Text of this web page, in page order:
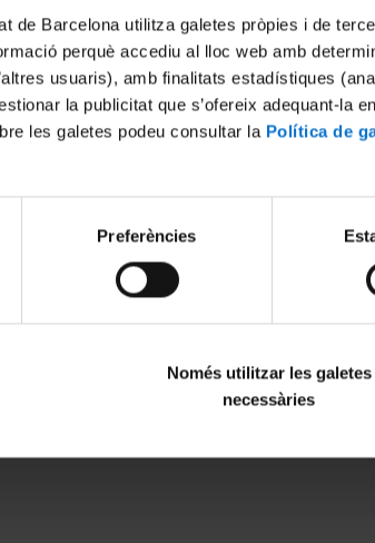
de Barcelona utilitza galetes pròpies i de
perquè accediu al lloc web amb
usuaris), amb finalitats estadístiques
la publicitat que s’ofereix adequant-la
les galetes podeu consultar la Política de
Preferències
Només utilitzar les galetes
necessàries
MENÚ PEU 1